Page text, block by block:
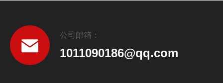
公司邮箱：
1011090186@qq.com